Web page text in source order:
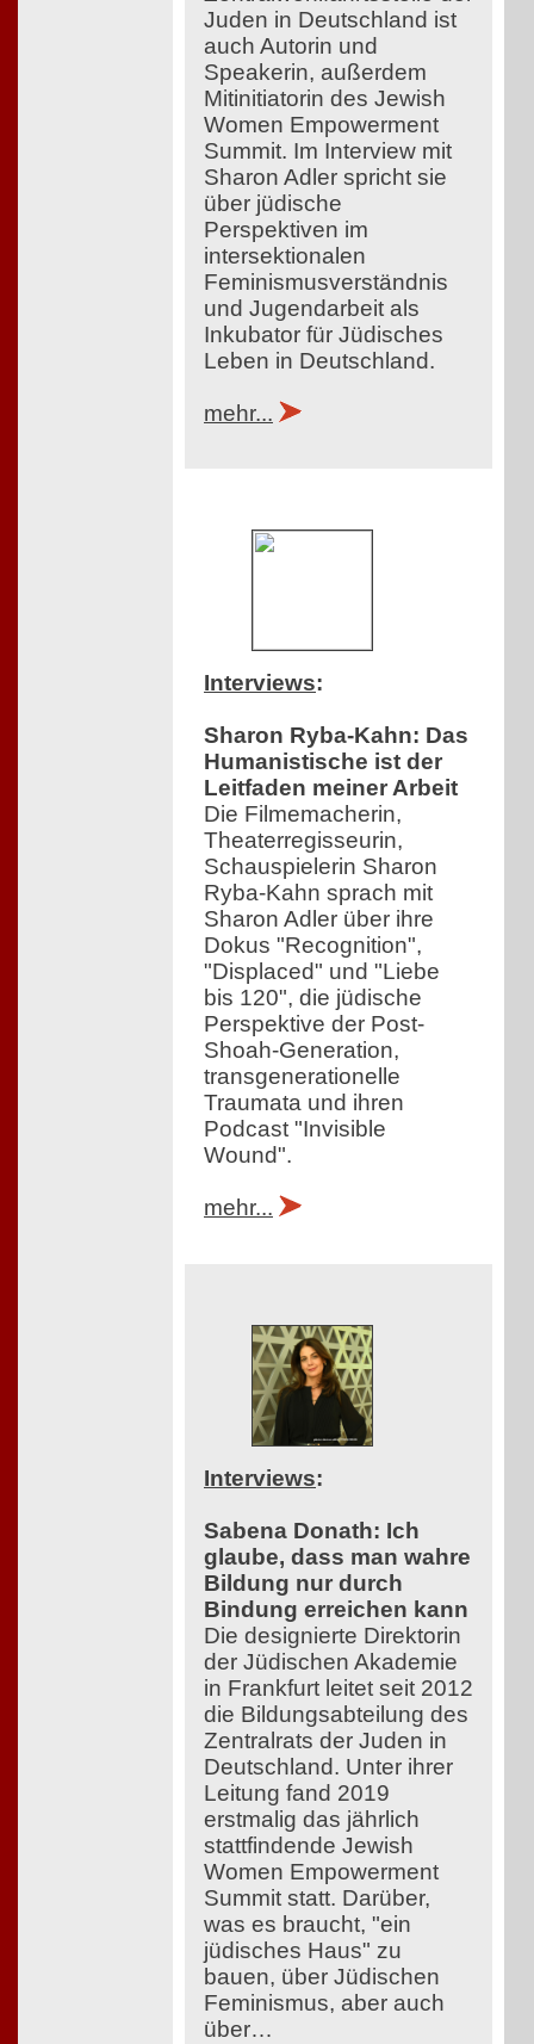
Juden in Deutschland ist
auch Autorin und
Speakerin, außerdem
Mitinitiatorin des Jewish
Women Empowerment
Summit. Im Interview mit
Sharon Adler spricht sie
über jüdische
Perspektiven im
intersektionalen
Feminismusverständnis
und Jugendarbeit als
Inkubator für Jüdisches
Leben in Deutschland.
mehr...
Interviews:
Sharon Ryba-Kahn: Das
Humanistische ist der
Leitfaden meiner Arbeit
Die Filmemacherin,
Theaterregisseurin,
Schauspielerin Sharon
Ryba-Kahn sprach mit
Sharon Adler über ihre
Dokus "Recognition",
"Displaced" und "Liebe
bis 120", die jüdische
Perspektive der Post-
Shoah-Generation,
transgenerationelle
Traumata und ihren
Podcast "Invisible
Wound".
mehr...
Interviews:
Sabena Donath: Ich
glaube, dass man wahre
Bildung nur durch
Bindung erreichen kann
Die designierte Direktorin
der Jüdischen Akademie
in Frankfurt leitet seit 2012
die Bildungsabteilung des
Zentralrats der Juden in
Deutschland. Unter ihrer
Leitung fand 2019
erstmalig das jährlich
stattfindende Jewish
Women Empowerment
Summit statt. Darüber,
was es braucht, "ein
jüdisches Haus" zu
bauen, über Jüdischen
Feminismus, aber auch
über…